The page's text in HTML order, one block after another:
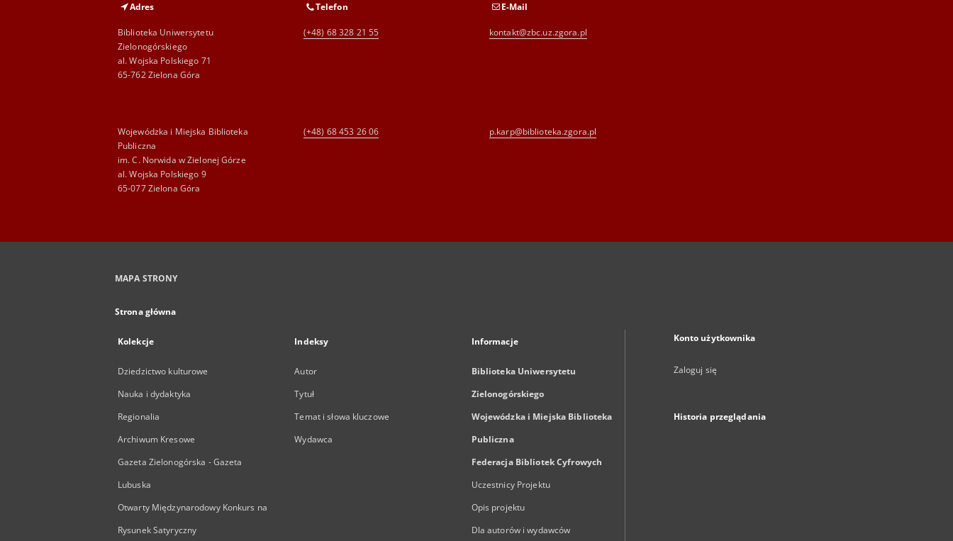
Adres
Biblioteka Uniwersytetu
Zielonogórskiego
al. Wojska Polskiego 71
65-762 Zielona Góra
Telefon
(+48) 68 328 21 55
E-Mail
kontakt@zbc.uz.zgora.pl
Wojewódzka i Miejska Biblioteka
Publiczna
im. C. Norwida w Zielonej Górze
al. Wojska Polskiego 9
65-077 Zielona Góra
(+48) 68 453 26 06 p.karp@biblioteka.zgora.pl
MAPA STRONY
Strona główna
Kolekcje
Dziedzictwo kulturowe
Nauka i dydaktyka
Regionalia
Archiwum Kresowe
Gazeta Zielonogórska - Gazeta
Lubuska
Otwarty Międzynarodowy Konkurs na
Rysunek Satyryczny
Indeksy
Autor
Tytuł
Temat i słowa kluczowe
Wydawca
Informacje
Biblioteka Uniwersytetu
Zielonogórskiego
Wojewódzka i Miejska Biblioteka
Publiczna
Federacja Bibliotek Cyfrowych
Uczestnicy Projektu
Opis projektu
Dla autorów i wydawców
Konto użytkownika
Zaloguj się
Historia przeglądania